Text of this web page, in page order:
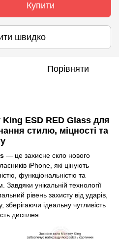
Купити
швидко
Порівняти
ESD RED Glass для
стилю, міцності та
— це захисне скло нового
iPhone, які цінують
функціональністю та
унікальній технології
рівень захисту від ударів,
зберігаючи ідеальну чутливість
дисплея.